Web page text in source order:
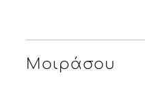
Μοιράσου